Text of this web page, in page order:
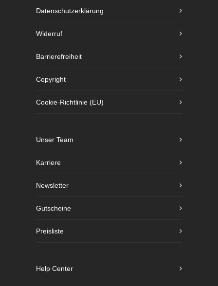
Datenschutzerklärung
Widerruf
Barrierefreiheit
Copyright
Cookie-Richtlinie (EU)
Unser Team
Karriere
Newsletter
Gutscheine
Preisliste
Help Center